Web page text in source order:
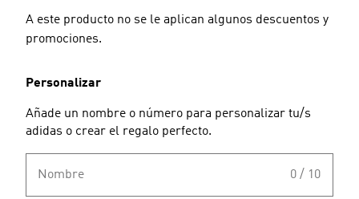
A este producto no se le aplican algunos descuentos y
promociones.
Personalizar
Añade un nombre o número para personalizar tu/s
adidas o crear el regalo perfecto.
Nombre 0 / 10